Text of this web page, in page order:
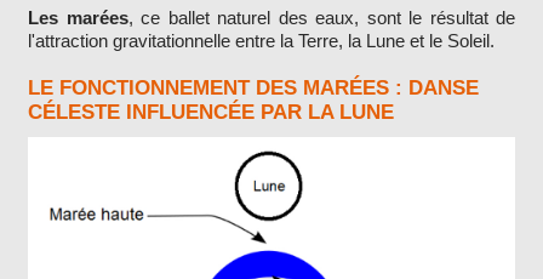
Les marées, ce ballet naturel des eaux, sont le résultat de
l'attraction gravitationnelle entre la Terre, la Lune et le Soleil.
LE FONCTIONNEMENT DES MARÉES : DANSE
CÉLESTE INFLUENCÉE PAR LA LUNE